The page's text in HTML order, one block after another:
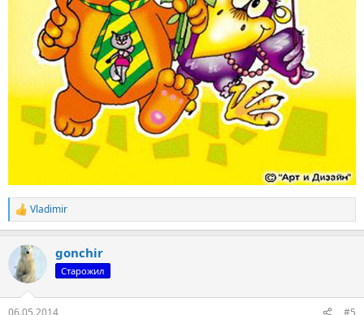
Р
е
к
ц
и
Vladimir
gonchir
Старожил